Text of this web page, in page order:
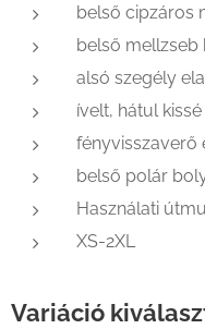
belső cipzáros
belső mellzseb
alsó szegély
ívelt, hátul
fényvisszaverő
belső polár
Használati
XS-2XL
Variáció